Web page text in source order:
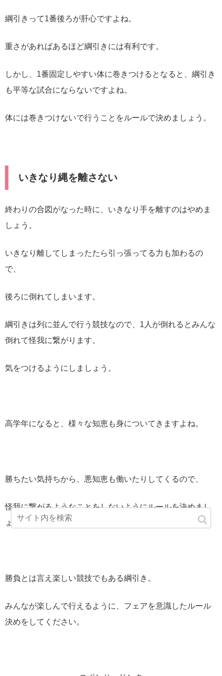
綱引きって1番後ろが肝心ですよね。
重さがあればあるほど綱引きには有利です。
しかし、1番固定しやすい体に巻きつけるとなると、綱引き
も平等な試合にならないですよね。
体には巻きつけないで行うことをルールで決めましょう。
いきなり縄を離さない
終わりの合図がなった時に、いきなり手を離すのはやめま
しょう。
いきなり離してしまったたら引っ張ってる力も加わるの
で、
後ろに倒れてしまいます。
綱引きは列に並んで行う競技なので、1人が倒れるとみんな
倒れて怪我に繋がります。
気をつけるようにしましょう。
高学年になると、様々な知恵も身についてきますよね。
勝ちたい気持ちから、悪知恵も働いたりしてくるので、
怪我に繋がるようなことをしないようにルールを決めまし
ょう。
勝負とは言え楽しい競技でもある綱引き。
みんなが楽しんで行えるように、フェアを意識したルール
決めをしてください。